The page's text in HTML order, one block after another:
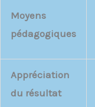
Moyens
pédagogiques
Appréciation
du résultat